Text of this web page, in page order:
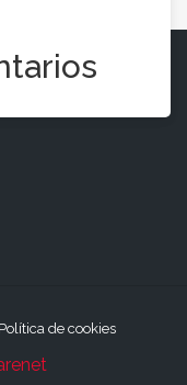
Política de cookies